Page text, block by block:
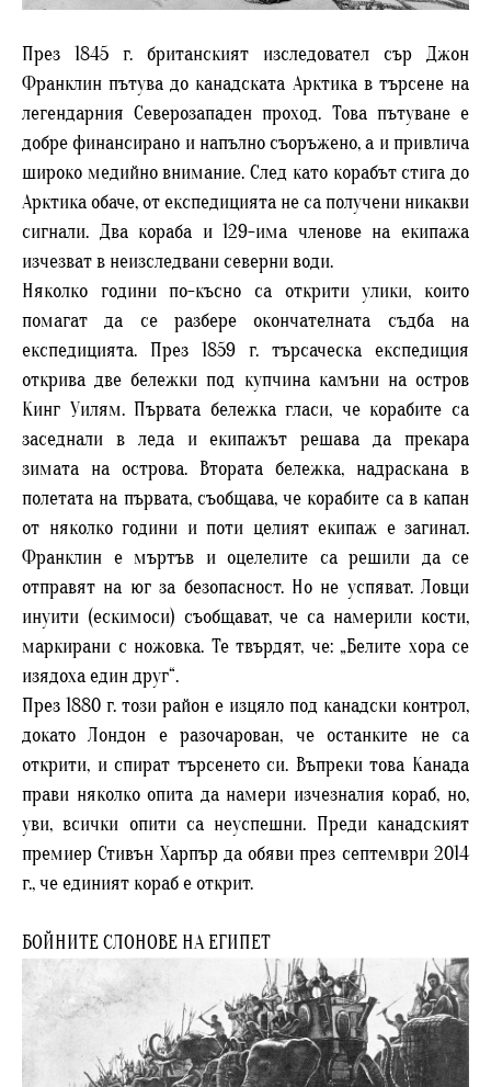
През 1845 г. британският изследовател сър Джон
Франклин пътува до канадската Арктика в търсене на
легендарния Северозападен проход. Това пътуване е
добре финансирано и напълно съоръжено, а и привлича
широко медийно внимание. След като корабът стига до
Арктика обаче, от експедицията не са получени никакви
сигнали. Два кораба и 129-има членове на екипажа
изчезват в неизследвани северни води.
Няколко години по-късно са открити улики, които
помагат да се разбере окончателната съдба на
експедицията. През 1859 г. търсаческа експедиция
открива две бележки под купчина камъни на остров
Кинг Уилям. Първата бележка гласи, че корабите са
заседнали в леда и екипажът решава да прекара
зимата на острова. Втората бележка, надраскана в
полетата на първата, съобщава, че корабите са в капан
от няколко години и поти целият екипаж е загинал.
Франклин е мъртъв и оцелелите са решили да се
отправят на юг за безопасност. Но не успяват. Ловци
инуити (ескимоси) съобщават, че са намерили кости,
маркирани с ножовка. Те твърдят, че: „Белите хора се
изядоха един друг“.
През 1880 г. този район е изцяло под канадски контрол,
докато Лондон е разочарован, че останките не са
открити, и спират търсенето си. Въпреки това Канада
прави няколко опита да намери изчезналия кораб, но,
уви, всички опити са неуспешни. Преди канадският
премиер Стивън Харпър да обяви през септември 2014
г., че единият кораб е открит.
БОЙНИТЕ СЛОНОВЕ НА ЕГИПЕТ